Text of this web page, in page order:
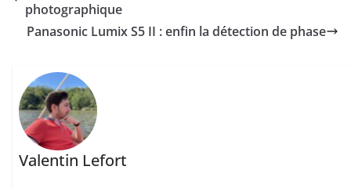
photographique
Panasonic Lumix S5 II : enfin la détection de phase
Valentin Lefort